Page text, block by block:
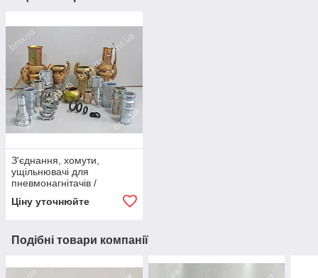
З'єднання, хомути,
ущільнювачі для
пневмонагнітачів /
Ціну уточнюйте
Подібні товари компанії